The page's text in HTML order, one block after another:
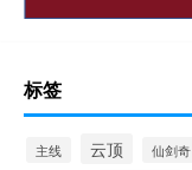
标签
主线 云顶 仙剑奇